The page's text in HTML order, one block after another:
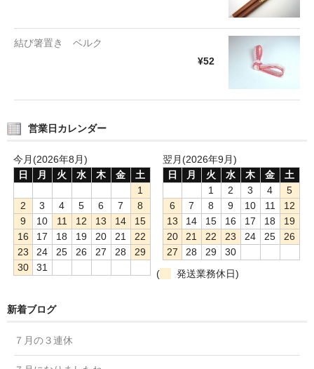
結び箸置き ベルク
¥52
営業日カレンダー
今月(2026年8月)
日
月 火 水 木 金
土
1
2
3 4 5 6 7
8
9
10 11 12 13 14
15
16
17 18 19 20 21
22
23
24 25 26 27 28
29
30
31
翌月(2026年9月)
日
月 火 水 木 金
土
1
2 3 4
5
6
7 8 9 10 11
12
13
14 15 16 17 18
19
20
21 22 23 24 25
26
27
28 29
30
(
発送業務休日)
新着ブログ
７月の３連休